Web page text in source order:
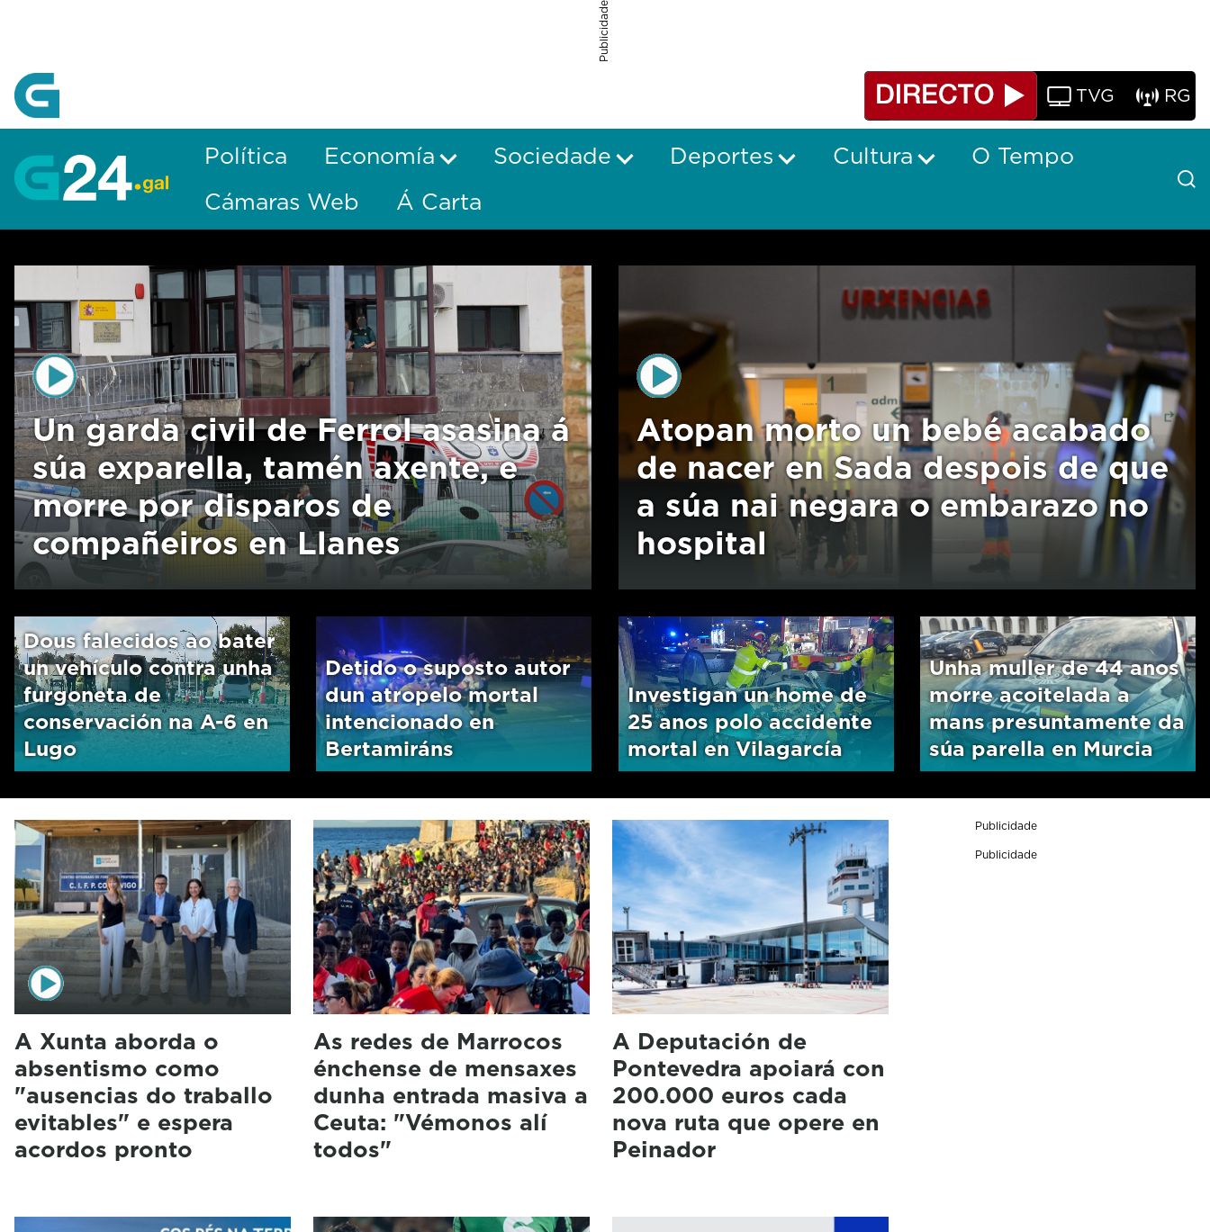
Publicidade
TVG RG
Política Economía Sociedade Deportes Cultura
O Tempo
Cámaras Web
Á Carta
Un garda civil de Ferrol asasina á
súa exparella, tamén axente, e
morre por disparos de
compañeiros en Llanes
Atopan morto un bebé acabado
de nacer en Sada despois de que
a súa nai negara o embarazo no
hospital
Dous falecidos ao bater
un vehículo contra unha
furgoneta de
conservación na A-6 en
Lugo
Detido o suposto autor
dun atropelo mortal
intencionado en
Bertamiráns
Investigan un home de
25 anos polo accidente
mortal en Vilagarcía
Unha muller de 44 anos
morre acoitelada a
mans presuntamente da
súa parella en Murcia
A Xunta aborda o
absentismo como
"ausencias do traballo
evitables" e espera
acordos pronto
As redes de Marrocos
énchense de mensaxes
dunha entrada masiva a
Ceuta: "Vémonos alí
todos"
A Deputación de
Pontevedra apoiará con
200.000 euros cada
nova ruta que opere en
Peinador
Publicidade
Publicidade